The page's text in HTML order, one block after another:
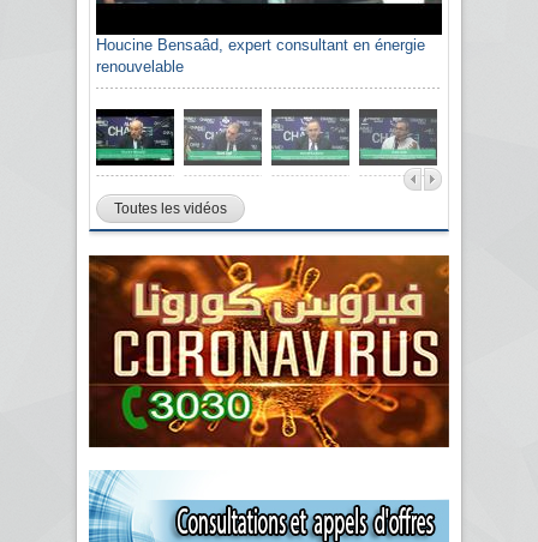
Houcine Bensaâd, expert consultant en énergie
renouvelable
Toutes les vidéos